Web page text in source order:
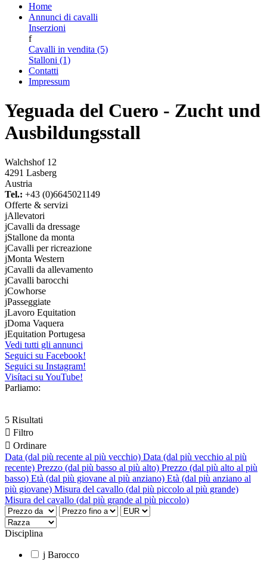
Home
Annunci di cavalli
Inserzioni
f
Cavalli in vendita (5)
Stalloni (1)
Contatti
Impressum
Yeguada del Cuero - Zucht und
Ausbildungsstall
Walchshof 12
4291 Lasberg
Austria
Tel.: +43 (0)6645021149
Offerte & servizi
jAllevatori
jCavalli da dressage
jStallone da monta
jCavalli per ricreazione
jMonta Western
jCavalli da allevamento
jCavalli barocchi
jCowhorse
jPasseggiate
jLavoro Equitation
jDoma Vaquera
jEquitation Portugesa
Vedi tutti gli annunci
Seguici su Facebook!
Seguici su Instagram!
Visítaci su YouTube!
Parliamo:
5 Risultati
 Filtro
 Ordinare
Data (dal più recente al più vecchio) Data (dal più vecchio al più
recente) Prezzo (dal più basso al più alto) Prezzo (dal più alto al più
basso) Età (dal più giovane al più anziano) Età (dal più anziano al
più giovane) Misura del cavallo (dal più piccolo al più grande)
Misura del cavallo (dal più grande al più piccolo)
Disciplina
j Barocco